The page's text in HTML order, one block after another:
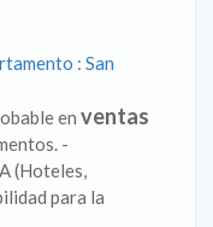
: San
en ventas
-
(Hoteles,
para la